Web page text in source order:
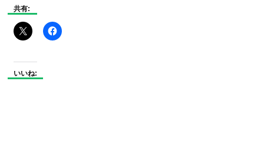
共有:
いいね: